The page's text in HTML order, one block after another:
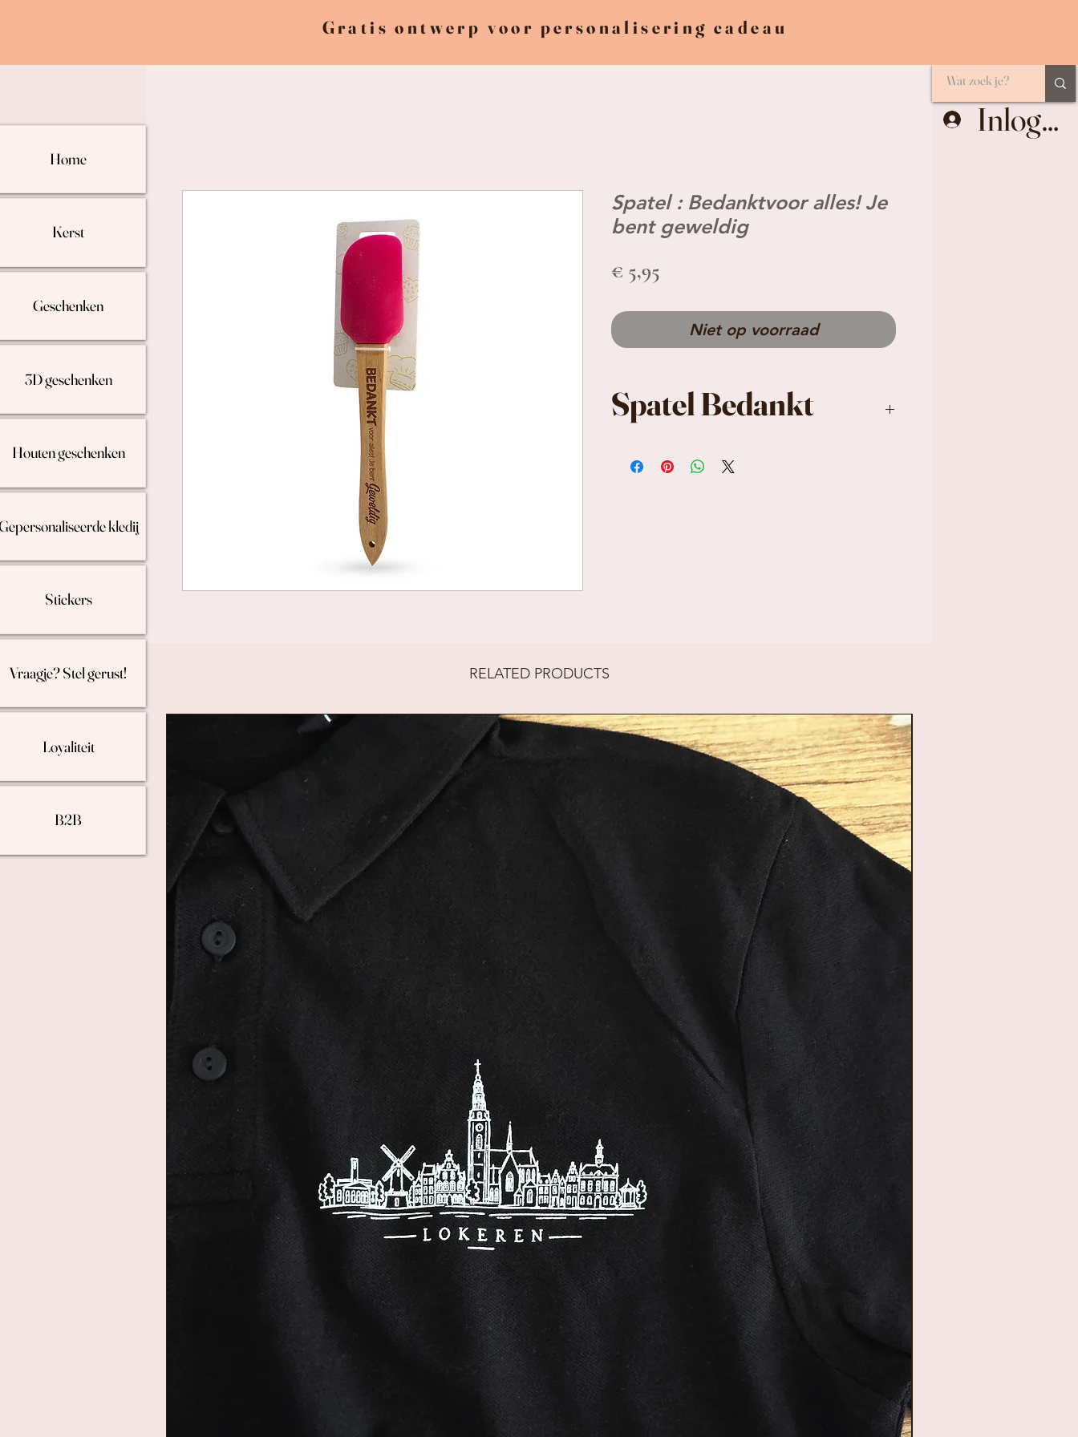
Gratis ontwerp voor personalisering cadeau
Spatel : Bedanktvoor alles! Je
bent geweldig
€ 5,95
Niet op voorraad
Spatel Bedankt
Siliconen Spatel •• Siliconen
RELATED PRODUCTS
Home
Kerst
Geschenken
3D geschenken
Houten geschenken
kledij
Stickers
Vraagje? Stel gerust!
Loyaliteit
B2B